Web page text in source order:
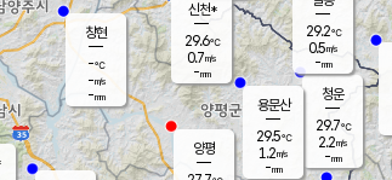
청운
29.7℃
2.2m/s
-mm
29.2℃
0.5m/s
-mm
신천*
29.6℃
0.7m/s
-mm
창현
-℃
-m/s
-mm
용문산
29.5℃
1.2m/s
-mm
양평